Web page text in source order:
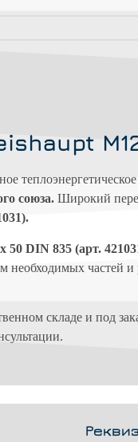
союза. Широкий
50 DIN 835 (арт.
необходимых частей
складе и под